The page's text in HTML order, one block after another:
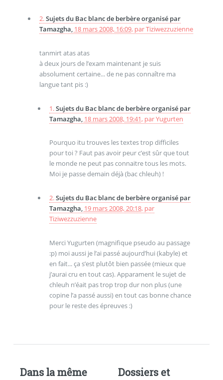
2.Sujets du Bac blanc de berbère organisé par
Tamazgha, 18 mars 2008, 16:09, parTiziwezzuzienne
tanmirt atas atas
à deux jours de l’exam maintenant je suis
absolument certaine... de ne pas connaître ma
langue tant pis :)
1.Sujets du Bac blanc de berbère organisé par
Tamazgha, 18 mars 2008, 19:41, parYugurten
Pourquo itu trouves les textes trop difficiles
pour toi ? Faut pas avoir peur c’est sûr que tout
le monde ne peut pas connaitre tous les mots.
Moi je passe demain déjà (bac chleuh) !
2.Sujets du Bac blanc de berbère organisé par
Tamazgha, 19 mars 2008, 20:18, par
Tiziwezzuzienne
Merci Yugurten (magnifique pseudo au passage
:p) moi aussi je l’ai passé aujourd’hui (kabyle) et
en fait... ça s’est plutôt bien passée (mieux que
j’aurai cru en tout cas). Apparament le sujet de
chleuh n’éait pas trop trop dur non plus (une
copine l’a passé aussi) en tout cas bonne chance
pour le reste des épreuves :)
Dans la même
Dossiers et